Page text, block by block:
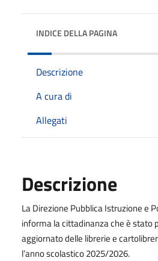
INDICE DELLA PAGINA
Descrizione
A cura di
Allegati
Descrizione
La Direzione Pubblica Istruzione e
informa la cittadinanza che è stato
aggiornato delle librerie e
l’anno scolastico 2025/2026.